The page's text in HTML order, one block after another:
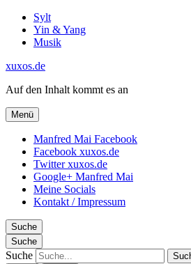
Sylt
Yin & Yang
Musik
xuxos.de
Auf den Inhalt kommt es an
Menü
Manfred Mai Facebook
Facebook xuxos.de
Twitter xuxos.de
Google+ Manfred Mai
Meine Socials
Kontakt / Impressum
Suche
Suche
Suche